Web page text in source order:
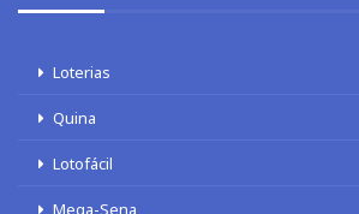
Loterias
Quina
Lotofácil
Mega-Sena